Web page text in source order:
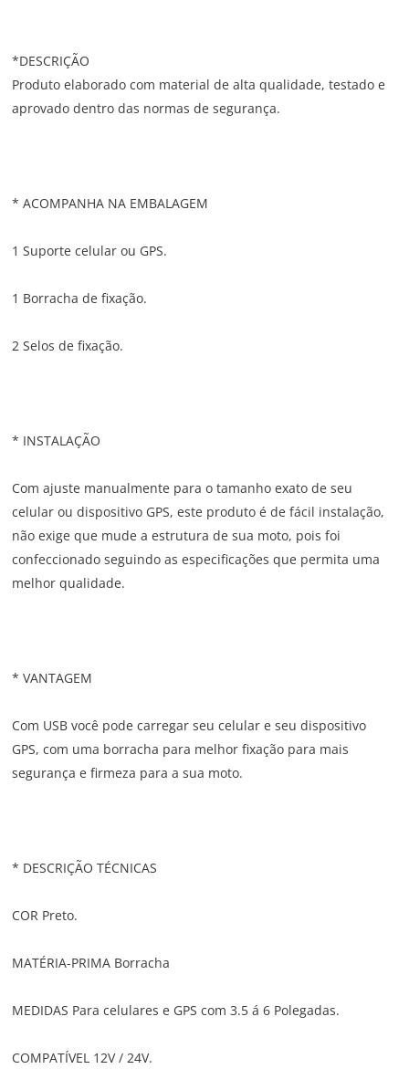
*DESCRIÇÃO
Produto elaborado com material de alta qualidade, testado e
aprovado dentro das normas de segurança.
* ACOMPANHA NA EMBALAGEM
1 Suporte celular ou GPS.
1 Borracha de fixação.
2 Selos de fixação.
* INSTALAÇÃO
Com ajuste manualmente para o tamanho exato de seu
celular ou dispositivo GPS, este produto é de fácil instalação,
não exige que mude a estrutura de sua moto, pois foi
confeccionado seguindo as especificações que permita uma
melhor qualidade.
* VANTAGEM
Com USB você pode carregar seu celular e seu dispositivo
GPS, com uma borracha para melhor fixação para mais
segurança e firmeza para a sua moto.
* DESCRIÇÃO TÉCNICAS
COR Preto.
MATÉRIA-PRIMA Borracha
MEDIDAS Para celulares e GPS com 3.5 á 6 Polegadas.
COMPATÍVEL 12V / 24V.